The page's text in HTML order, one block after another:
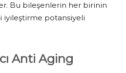
Bu bileşenlerin her birinin
iyileştirme potansiyeli
Anti Aging